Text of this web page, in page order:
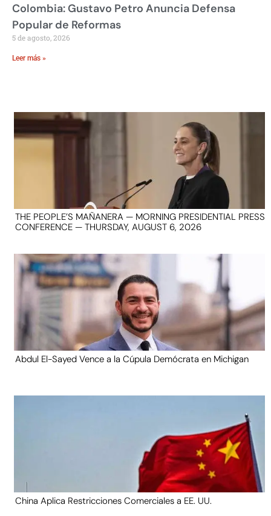
Colombia: Gustavo Petro Anuncia Defensa
Popular de Reformas
5 de agosto, 2026
Leer más »
THE PEOPLE’S MAÑANERA — MORNING PRESIDENTIAL PRESS
CONFERENCE — THURSDAY, AUGUST 6, 2026
Abdul El-Sayed Vence a la Cúpula Demócrata en Michigan
China Aplica Restricciones Comerciales a EE. UU.